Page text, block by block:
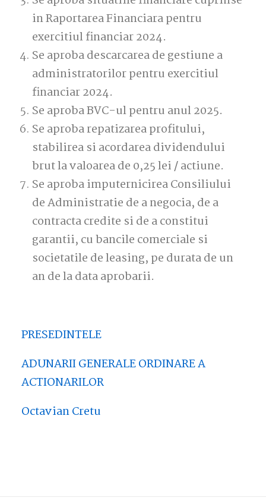
in Raportarea Financiara pentru
exercitiul financiar 2024.
Se aproba descarcarea de gestiune a
administratorilor pentru exercitiul
financiar 2024.
Se aproba BVC-ul pentru anul 2025.
Se aproba repatizarea profitului,
stabilirea si acordarea dividendului
brut la valoarea de 0,25 lei / actiune.
Se aproba imputernicirea Consiliului
de Administratie de a negocia, de a
contracta credite si de a constitui
garantii, cu bancile comerciale si
societatile de leasing, pe durata de un
an de la data aprobarii.
PRESEDINTELE
ADUNARII GENERALE ORDINARE A
ACTIONARILOR
Octavian Cretu